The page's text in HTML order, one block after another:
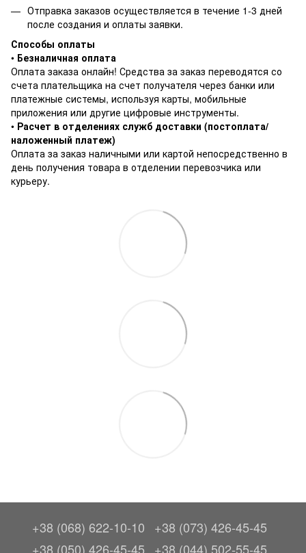
Отправка заказов осуществляется в течение 1-3 дней
после создания и оплаты заявки.
Способы оплаты
• Безналичная оплата
Оплата заказа онлайн! Средства за заказ переводятся со
счета плательщика на счет получателя через банки или
платежные системы, используя карты, мобильные
приложения или другие цифровые инструменты.
• Расчет в отделениях служб доставки (постоплата/
наложенный платеж)
Оплата за заказ наличными или картой непосредственно в
день получения товара в отделении перевозчика или
курьеру.
+38 (068) 622-10-10
+38 (073) 426-45-45
+38 (050) 426-45-45
+38 (044) 502-55-45